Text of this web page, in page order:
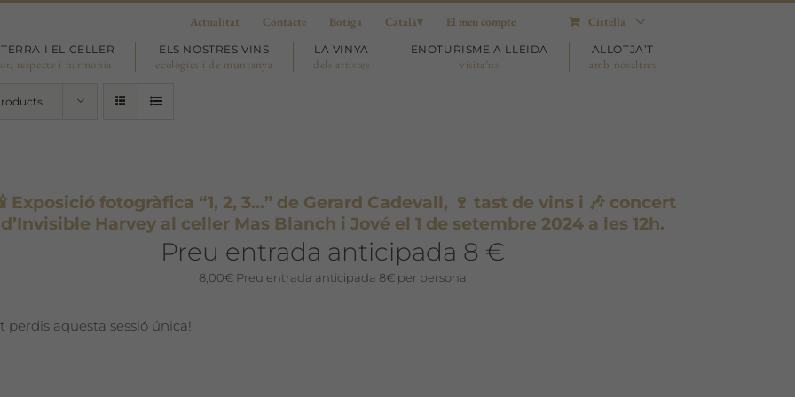
Actualitat Contacte Botiga Català El meu compte Cistella
I EL CELLER
respecte i harmonia
ELS NOSTRES VINS
ecològics i de muntanya
LA VINYA
dels artistes
ENOTURISME A LLEIDA
visita’ns
ALLOTJA’T
amb nosaltres
Exposició fotogràfica “1, 2, 3…” de Gerard Cadevall, 🍷 tast de vins i 🎶 concert
d’Invisible Harvey al celler Mas Blanch i Jové el 1 de setembre 2024 a les 12h.
Preu entrada anticipada 8 €
8,00€ Preu entrada anticipada 8€ per persona
perdis aquesta sessió única!